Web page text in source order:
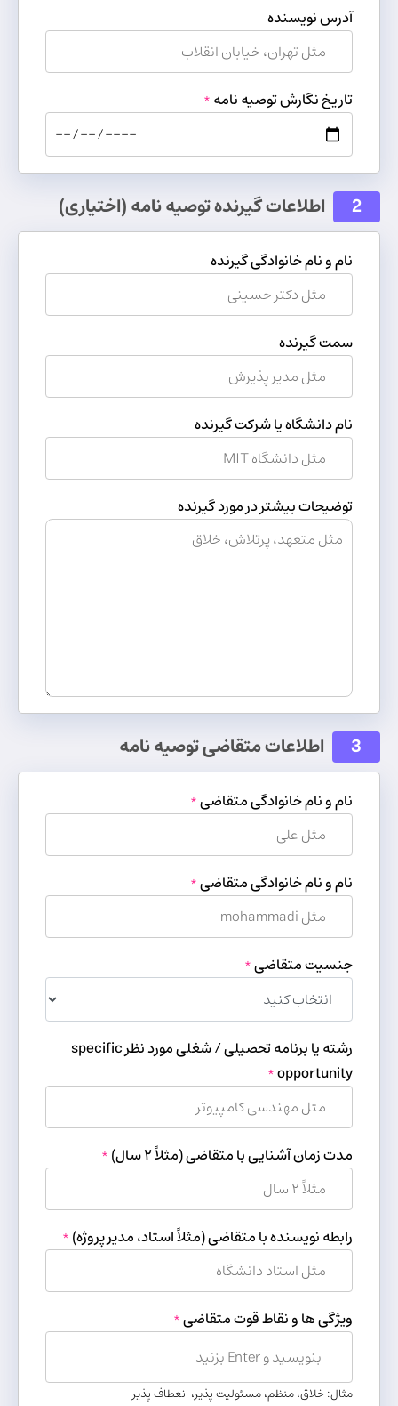
آدرس نویسنده
تاریخ نگارش توصیه نامه *
2 اطلاعات گیرنده توصیه نامه (اختیاری)
نام و نام خانوادگی گیرنده
سمت گیرنده
نام دانشگاه یا شرکت گیرنده
توضیحات بیشتر در مورد گیرنده
3 اطلاعات متقاضی توصیه نامه
نام و نام خانوادگی متقاضی*
نام و نام خانوادگی متقاضی*
جنسیت متقاضی*
رشته یا برنامه تحصیلی / شغلی مورد نظر specific
opportunity
*
مدت زمان آشنایی با متقاضی (مثلاً ۲ سال) *
رابطه نویسنده با متقاضی (مثلاً استاد، مدیر پروژه) *
ویژگی ها و نقاط قوت متقاضی*
مثال: خلاق، منظم، مسئولیت پذیر، انعطاف پذیر